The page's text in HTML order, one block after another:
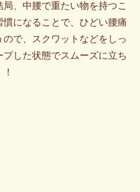
、中腰で重たい物を持つこ
になることで、ひどい腰痛
で、スクワットなどをしっ
した状態でスムーズに立ち